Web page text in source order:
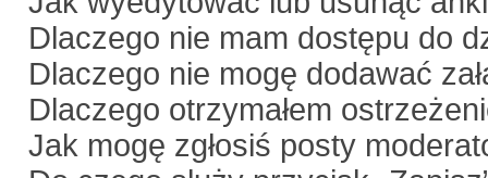
Dlaczego nie mam dostępu do
Dlaczego nie mogę dodawać
Dlaczego otrzymałem
Jak mogę zgłosiś posty